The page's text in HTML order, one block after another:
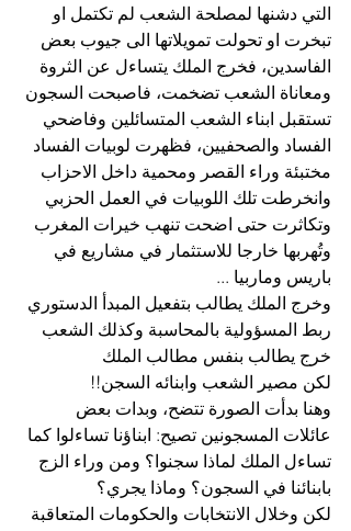
التي دشنها لمصلحة الشعب لم تكتمل او
تبخرت او تحولت تمويلاتها الى جيوب بعض
الفاسدين، فخرج الملك يتساءل عن الثروة
ومعاناة الشعب تضخمت، فاصبحت السجون
تستقبل ابناء الشعب المتسائلين وفاضحي
الفساد والصحفيين، فظهرت لوبيات الفساد
مختبئة وراء القصر ومحمية داخل الاحزاب
وانخرطت تلك اللوبيات في العمل الحزبي
وتكاثرت حتى اضحت تنهب خيرات المغرب
وتُهربها خارجا للاستثمار في مشاريع في
باريس وماربيا ...
وخرج الملك يطالب بتفعيل المبدأ الدستوري
ربط المسؤولية بالمحاسبة وكذلك الشعب
خرج يطالب بنفس مطالب الملك
لكن مصير الشعب وابنائه السجن!!
وهنا بدأت الصورة تتضح، وبدات بعض
عائلات المسجونين تصيح: ابناؤنا تساءلوا كما
تساءل الملك لماذا سجنوا؟ ومن وراء الزج
بابنائنا في السجون؟ وماذا يجري؟
لكن وخلال الانتخابات والحكومات المتعاقبة